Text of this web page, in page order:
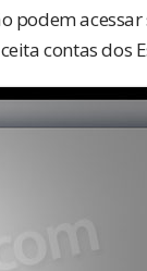
podem acessar
contas dos